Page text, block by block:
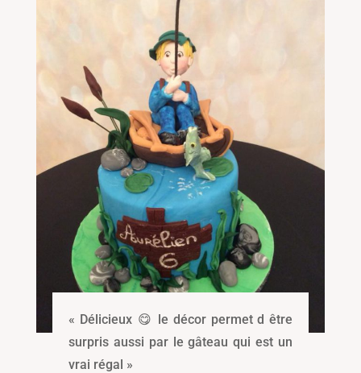
« Délicieux 😋 le décor permet d être
surpris aussi par le gâteau qui est un
vrai régal »